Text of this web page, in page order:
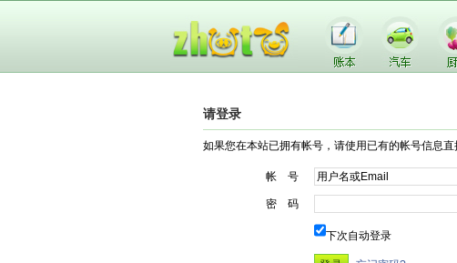
请登录
如果您在本站已拥有帐号，请使用已有的帐号信息直
帐 号
密 码
下次自动登录